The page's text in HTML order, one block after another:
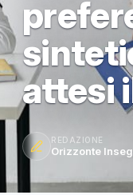
attesi
REDAZIONE
Orizzonte